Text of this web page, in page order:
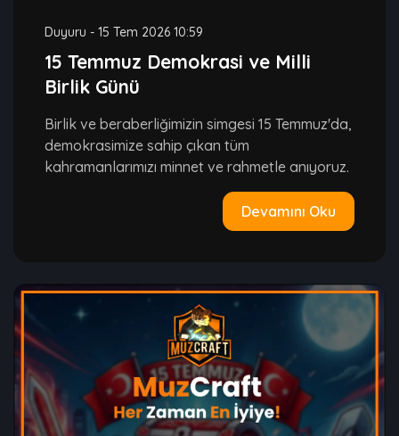
Duyuru - 15 Tem 2026 10:59
15 Temmuz Demokrasi ve Milli
Birlik Günü
Birlik ve beraberliğimizin simgesi 15 Temmuz'da,
demokrasimize sahip çıkan tüm
kahramanlarımızı minnet ve rahmetle anıyoruz.
Devamını Oku